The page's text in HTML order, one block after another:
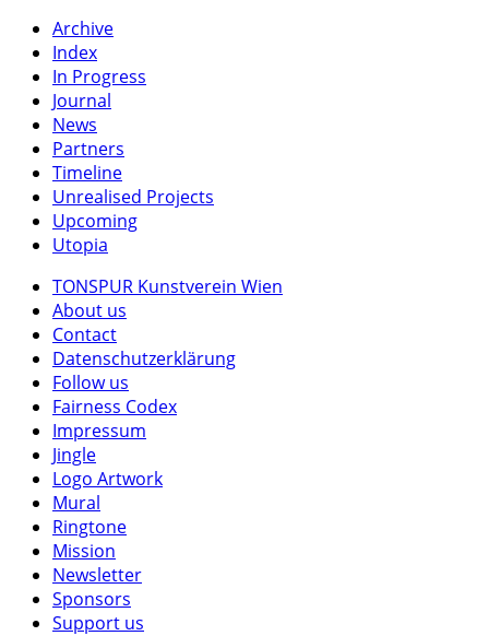
Archive
Index
In Progress
Journal
News
Partners
Timeline
Unrealised Projects
Upcoming
Utopia
TONSPUR Kunstverein Wien
About us
Contact
Datenschutzerklärung
Follow us
Fairness Codex
Impressum
Jingle
Logo Artwork
Mural
Ringtone
Mission
Newsletter
Sponsors
Support us